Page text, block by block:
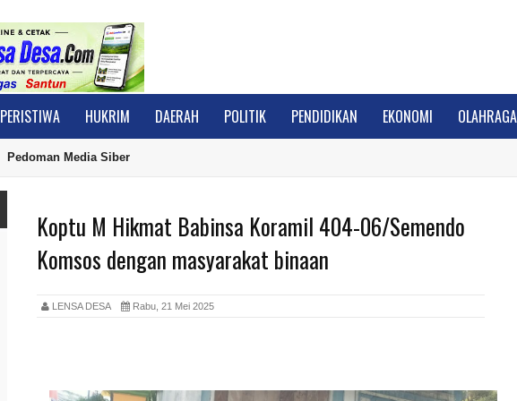
PERISTIWA HUKRIM DAERAH POLITIK PENDIDIKAN EKONOMI OLAHRAGA
Pedoman Media Siber
Koptu M Hikmat Babinsa Koramil 404-06/Semendo
Komsos dengan masyarakat binaan
LENSA DESA Rabu, 21 Mei 2025